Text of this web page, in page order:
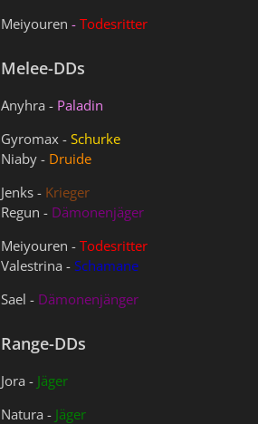
Meiyouren - Todesritter
Melee-DDs
Anyhra - Paladin
Gyromax - Schurke
Niaby - Druide
Jenks - Krieger
Regun - Dämonenjäger
Meiyouren - Todesritter
Valestrina - Schamane
Sael - Dämonenjänger
Range-DDs
Jora - Jäger
Natura - Jäger